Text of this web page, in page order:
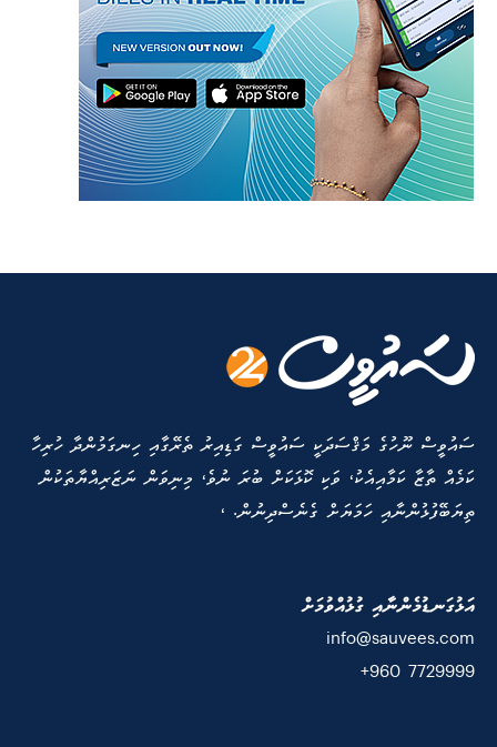
ސައުވީސް ނޫހުގެ މަޤްސަދަކީ ސައުވީސް ގަޑިއިރު ތެރޭގާއި ހިނގަމުންދާ ހުރިހާ
ކަމެއް ތާޒާ ކަމާއިއެކު، ވަކި ކޮޅަކަށް ބުރަ ނުވެ، މިނިވަން ނަޒަރިއްޔާތަކުން
ތިޔަބޭފުޅުންނާއި ހަމަޔަށް ގެނެސްދިނުން. ،
އަޅުގަނޑުމެންނާއި ގުޅުއްވުމަށް
info@sauvees.com
7729999 960+